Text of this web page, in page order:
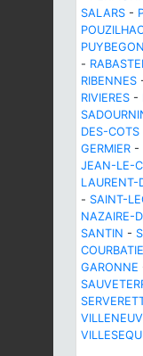
SALARS -
PUYBEGON
-
RIBENNES
RIVIERES -
DES-COTS
GERMIER -
JEAN-LE-
LAURENT-
- SAINT-
NAZAIRE-
SANTIN -
GARONNE